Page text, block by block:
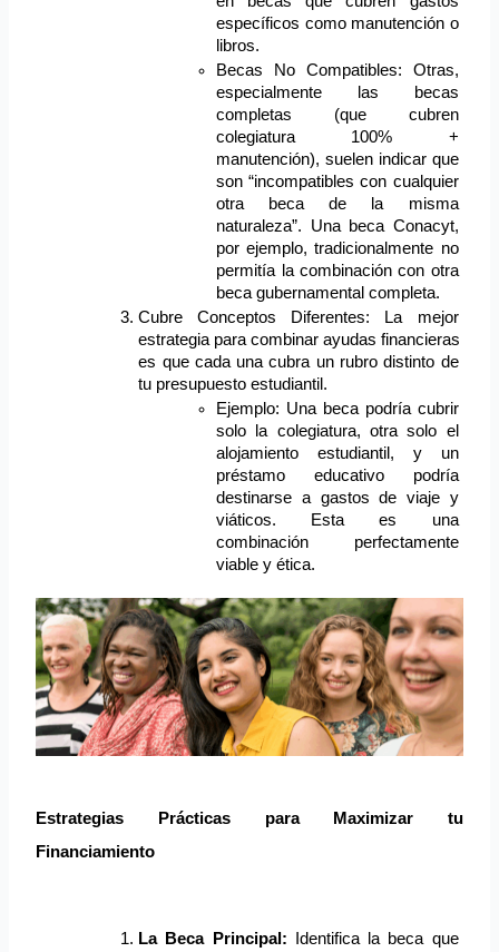
específicos como manutención o
libros.
Becas No Compatibles: Otras,
especialmente las becas
completas (que cubren
colegiatura 100% +
manutención), suelen indicar que
son “incompatibles con cualquier
otra beca de la misma
naturaleza”. Una beca Conacyt,
por ejemplo, tradicionalmente no
permitía la combinación con otra
beca gubernamental completa.
Cubre Conceptos Diferentes: La mejor
estrategia para combinar ayudas financieras
es que cada una cubra un rubro distinto de
tu presupuesto estudiantil.
Ejemplo: Una beca podría cubrir
solo la colegiatura, otra solo el
alojamiento estudiantil, y un
préstamo educativo podría
destinarse a gastos de viaje y
viáticos. Esta es una
combinación perfectamente
viable y ética.
Estrategias Prácticas para Maximizar tu
Financiamiento
La Beca Principal: Identifica la beca que